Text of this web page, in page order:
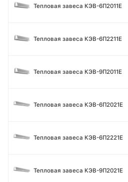
Тепловая завеса КЭВ-6П2011E
Тепловая завеса КЭВ-6П2211E
Тепловая завеса КЭВ-9П2011E
Тепловая завеса КЭВ-6П2021E
Тепловая завеса КЭВ-6П2221E
Тепловая завеса КЭВ-9П2021E